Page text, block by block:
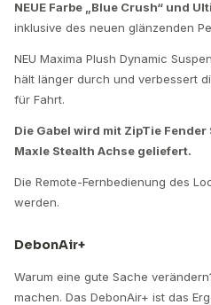
NEUE Farbe „Blue Crush“ und
inklusive des neuen glänzenden
NEU Maxima Plush Dynamic
hält länger durch und verbessert
für Fahrt.
Die Gabel wird mit ZipTie
Maxle Stealth Achse geliefert.
Die Remote-Fernbedienung des
werden.
DebonAir+
Warum eine gute Sache
machen. Das DebonAir+ ist das